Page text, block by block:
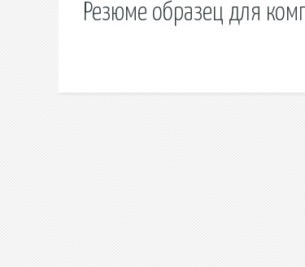
Резюме образец для